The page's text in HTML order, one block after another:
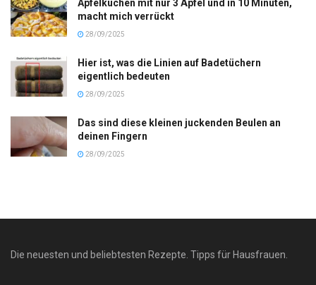
Apfelkuchen mit nur 3 Äpfel und in 10 Minuten,
macht mich verrückt
28/09/2025
Hier ist, was die Linien auf Badetüchern
eigentlich bedeuten
28/09/2025
Das sind diese kleinen juckenden Beulen an
deinen Fingern
28/09/2025
Die neuesten und beliebtesten Rezepte. Tipps für Hausfrauen.